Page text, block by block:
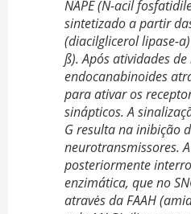
NAPE (N-acil
sintetizado a partir
(diacilglicerol lipase-
ß). Após atividades
endocanabinoides
para ativar os
sinápticos. A
G resulta na inibição
neurotransmissores.
posteriormente
enzimática, que no
atravės da FAAH